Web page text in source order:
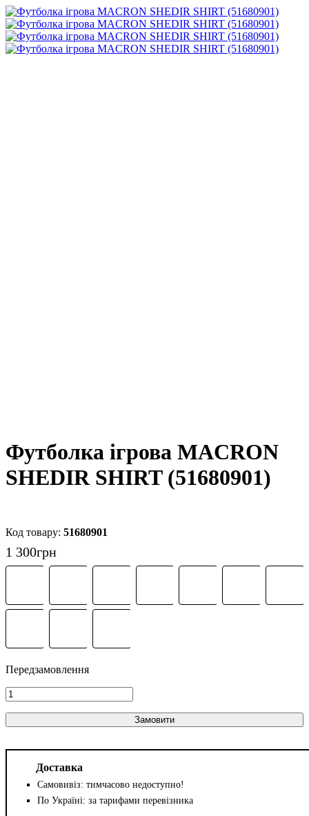
Футболка ігрова MACRON
SHEDIR SHIRT (51680901)
51680901
1 300грн
Замовити
Доставка
Самовивіз: тимчасово недоступно!
По Україні: за тарифами перевізника